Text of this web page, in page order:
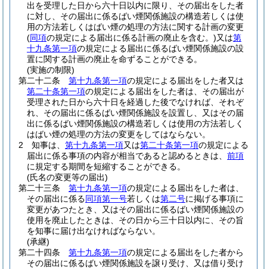
出を受理した日から六十日以内に限り、その届出をした者
に対し、その届出に係るばい煙関係施設の構造若しくは使
用の方法若しくはばい煙の処理の方法に関する計画の変更
(同項の規定による届出に係る計画の廃止を含む。)又は第
十九条第一項の規定による届出に係るばい煙関係施設の設
置に関する計画の廃止を命ずることができる。
(実施の制限)
第二十二条
第十九条第一項の規定による届出をした者又は
第二十条第一項の規定による届出をした者は、その届出が
受理された日から六十日を経過した後でなければ、それぞ
れ、その届出に係るばい煙関係施設を設置し、又はその届
出に係るばい煙関係施設の構造若しくは使用の方法若しく
はばい煙の処理の方法の変更をしてはならない。
2
知事は、 第十九条第一項又は第二十条第一項の規定による
届出に係る事項の内容が相当であると認めるときは、 前項
に規定する期間を短縮することができる。
(氏名の変更等の届出)
第二十三条
第十九条第一項の規定による届出をした者は、
その届出に係る同項第一号若しくは第二号に掲げる事項に
変更があつたとき、又はその届出に係るばい煙関係施設の
使用を廃止したときは、その日から三十日以内に、その旨
を知事に届け出なければならない。
(承継)
第二十四条
第十九条第一項の規定による届出をした者から
その届出に係るばい煙関係施設を譲り受け、又は借り受け